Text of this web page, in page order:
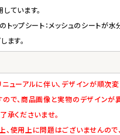
ています。
トップシート：メッシュのシートが
ます。
ューアルに伴い、デザインが順次変
ので、商品画像と実物のデザインが
承くださいませ。
使用上に問題はございませんので、